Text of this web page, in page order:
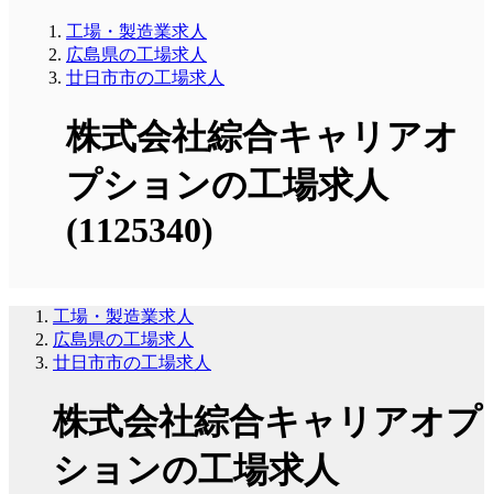
工場・製造業求人
広島県の工場求人
廿日市市の工場求人
株式会社綜合キャリアオ
プションの工場求人
(1125340)
工場・製造業求人
広島県の工場求人
廿日市市の工場求人
株式会社綜合キャリアオプ
ションの工場求人